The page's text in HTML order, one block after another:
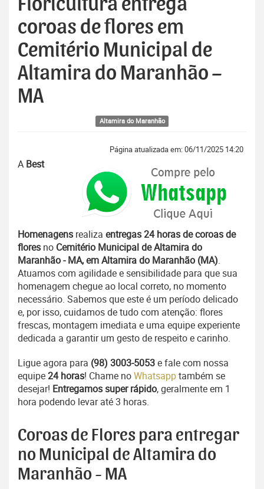
Floricultura entrega
coroas de flores em
Cemitério Municipal de
Altamira do Maranhão –
MA
Altamira do Maranhão
Página atualizada em: 06/11/2025 14:20
A Best
Homenagens realiza entregas 24 horas de coroas de
flores no Cemitério Municipal de Altamira do
Maranhão - MA, em Altamira do Maranhão (MA).
Atuamos com agilidade e sensibilidade para que sua
homenagem chegue ao local correto, no momento
necessário. Sabemos que este é um período delicado
e, por isso, cuidamos de tudo com atenção: flores
frescas, montagem imediata e uma equipe experiente
dedicada a garantir um gesto de respeito e carinho.
Ligue agora para (98) 3003-5053e fale com nossa
equipe24 horas! Chame noWhatsapptambém se
desejar! Entregamos super rápido, geralmente em 1
hora podendo levar até 3 horas.
Coroas de Flores para entregar
no Municipal de Altamira do
Maranhão - MA